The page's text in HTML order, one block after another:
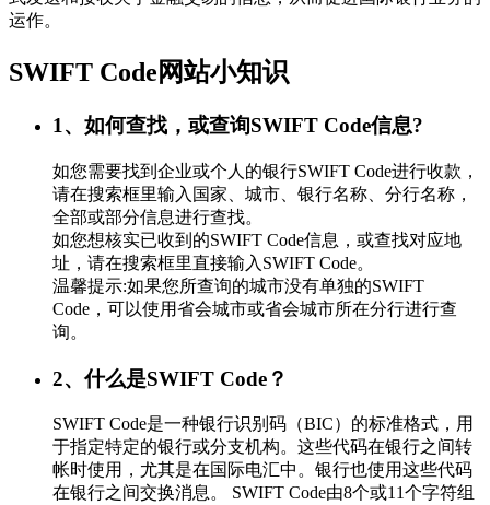
运作。
SWIFT Code网站小知识
1、如何查找，或查询SWIFT Code信息?
如您需要找到企业或个人的银行SWIFT Code进行收款，
请在搜索框里输入国家、城市、银行名称、分行名称，
全部或部分信息进行查找。
如您想核实已收到的SWIFT Code信息，或查找对应地
址，请在搜索框里直接输入SWIFT Code。
温馨提示:如果您所查询的城市没有单独的SWIFT
Code，可以使用省会城市或省会城市所在分行进行查
询。
2、什么是SWIFT Code？
SWIFT Code是一种银行识别码（BIC）的标准格式，用
于指定特定的银行或分支机构。这些代码在银行之间转
帐时使用，尤其是在国际电汇中。银行也使用这些代码
在银行之间交换消息。 SWIFT Code由8个或11个字符组